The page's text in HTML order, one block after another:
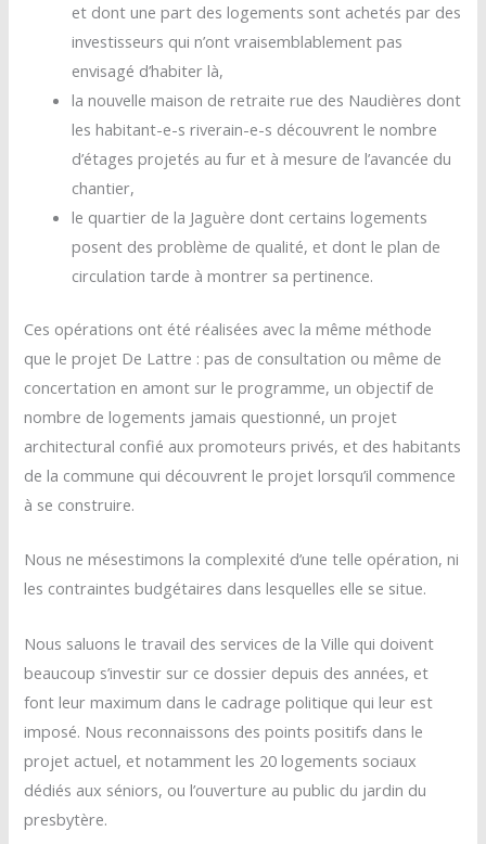
et dont une part des logements sont achetés par des
investisseurs qui n’ont vraisemblablement pas
envisagé d’habiter là,
la nouvelle maison de retraite rue des Naudières dont
les habitant-e-s riverain-e-s découvrent le nombre
d’étages projetés au fur et à mesure de l’avancée du
chantier,
le quartier de la Jaguère dont certains logements
posent des problème de qualité, et dont le plan de
circulation tarde à montrer sa pertinence.
Ces opérations ont été réalisées avec la même méthode
que le projet De Lattre : pas de consultation ou même de
concertation en amont sur le programme, un objectif de
nombre de logements jamais questionné, un projet
architectural confié aux promoteurs privés, et des habitants
de la commune qui découvrent le projet lorsqu’il commence
à se construire.
Nous ne mésestimons la complexité d’une telle opération, ni
les contraintes budgétaires dans lesquelles elle se situe.
Nous saluons le travail des services de la Ville qui doivent
beaucoup s’investir sur ce dossier depuis des années, et
font leur maximum dans le cadrage politique qui leur est
imposé. Nous reconnaissons des points positifs dans le
projet actuel, et notamment les 20 logements sociaux
dédiés aux séniors, ou l’ouverture au public du jardin du
presbytère.